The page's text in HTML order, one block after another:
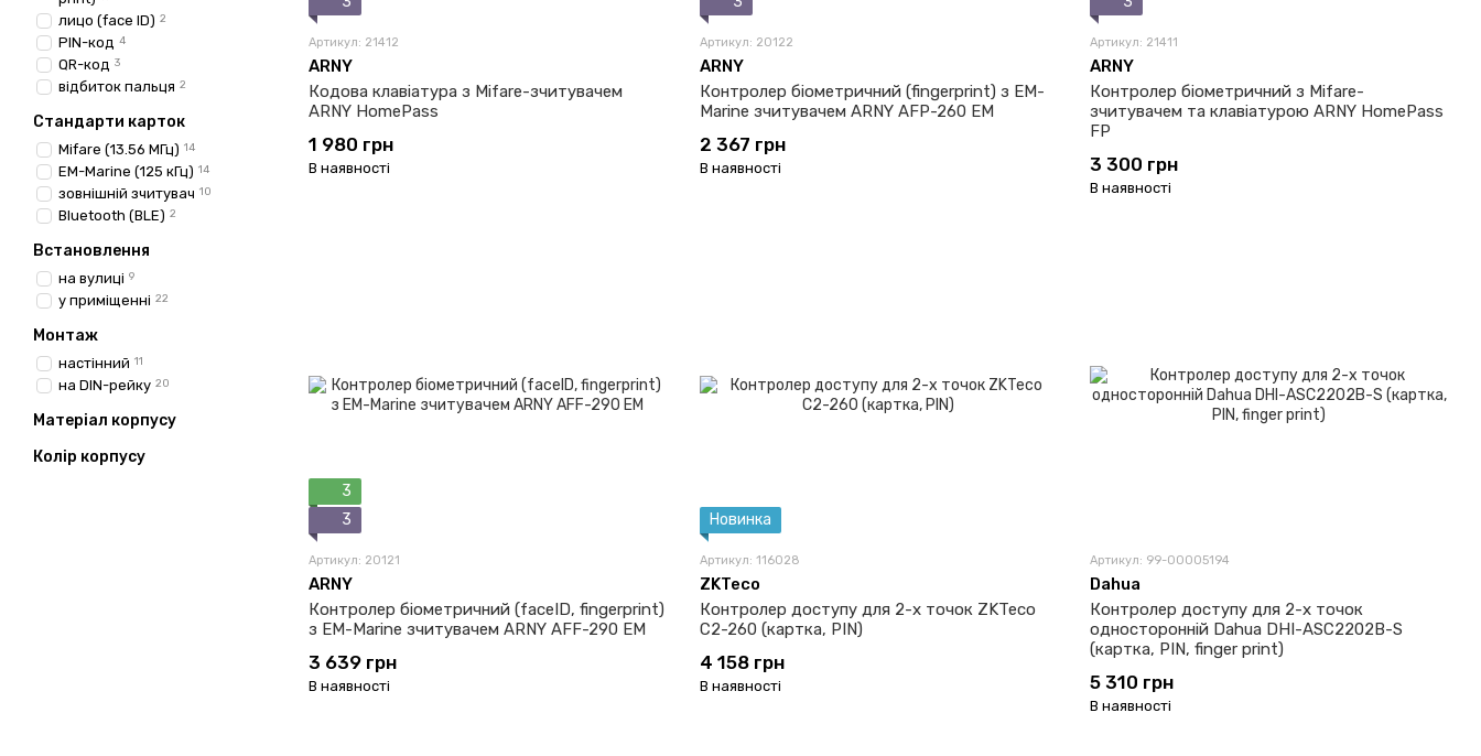
Артикул: 21412
ARNY
Кодова клавіатура з Mifare-зчитувачем
ARNY HomePass
1 980 грн
В наявності
Артикул: 20122
ARNY
Контролер біометричний (fingerprint) з EM-
Marine зчитувачем ARNY AFP-260 EM
2 367 грн
В наявності
Артикул: 21411
ARNY
Контролер біометричний з Mifare-
зчитувачем та клавіатурою ARNY HomePass
FP
3 300 грн
В наявності
3
3
Артикул: 20121
ARNY
Контролер біометричний (faceID, fingerprint)
з EM-Marine зчитувачем ARNY AFF-290 EM
3 639 грн
В наявності
Новинка
Артикул: 116028
ZKTeco
Контролер доступу для 2-х точок ZKTeco
C2-260 (картка, PIN)
4 158 грн
В наявності
Артикул: 99-00005194
Dahua
Контролер доступу для 2-х точок
односторонній Dahua DHI-ASC2202B-S
(картка, PIN, finger print)
5 310 грн
В наявності
лицо (face ID) 2
PIN-код 4
QR-код 3
відбиток пальця 2
Стандарти карток
Mifare (13.56 МГц) 14
EM-Marine (125 кГц) 14
зовнішній зчитувач 10
Bluetooth (BLE) 2
Встановлення
на вулиці 9
у приміщенні 22
Монтаж
настінний 11
на DIN-рейку 20
Матеріал корпусу
Колір корпусу